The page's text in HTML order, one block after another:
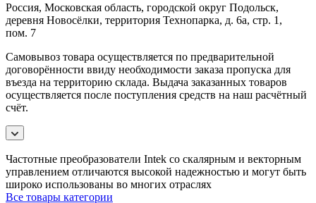
Россия, Московская область, городской округ Подольск,
деревня Новосёлки, территория Технопарка, д. 6а, стр. 1,
пом. 7
Самовывоз товара осуществляется по предварительной
договорённости ввиду необходимости заказа пропуска для
въезда на территорию склада. Выдача заказанных товаров
осуществляется после поступления средств на наш расчётный
счёт.
Частотные преобразователи Intek со скалярным и векторным
управлением отличаются высокой надежностью и могут быть
широко использованы во многих отраслях
Все товары категории